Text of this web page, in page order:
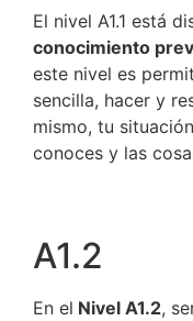
El nivel A1.1 está
conocimiento
este nivel es
sencilla, hacer y
mismo, tu
conoces y las
A1.2
En el Nivel A1.2,